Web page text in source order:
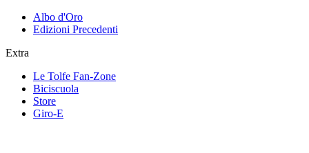
Albo d'Oro
Edizioni Precedenti
Extra
Le Tolfe Fan-Zone
Biciscuola
Store
Giro-E